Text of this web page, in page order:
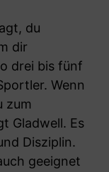
du
dir
drei bis fünf
Wenn
zum
Gladwell. Es
Disziplin.
geeignet